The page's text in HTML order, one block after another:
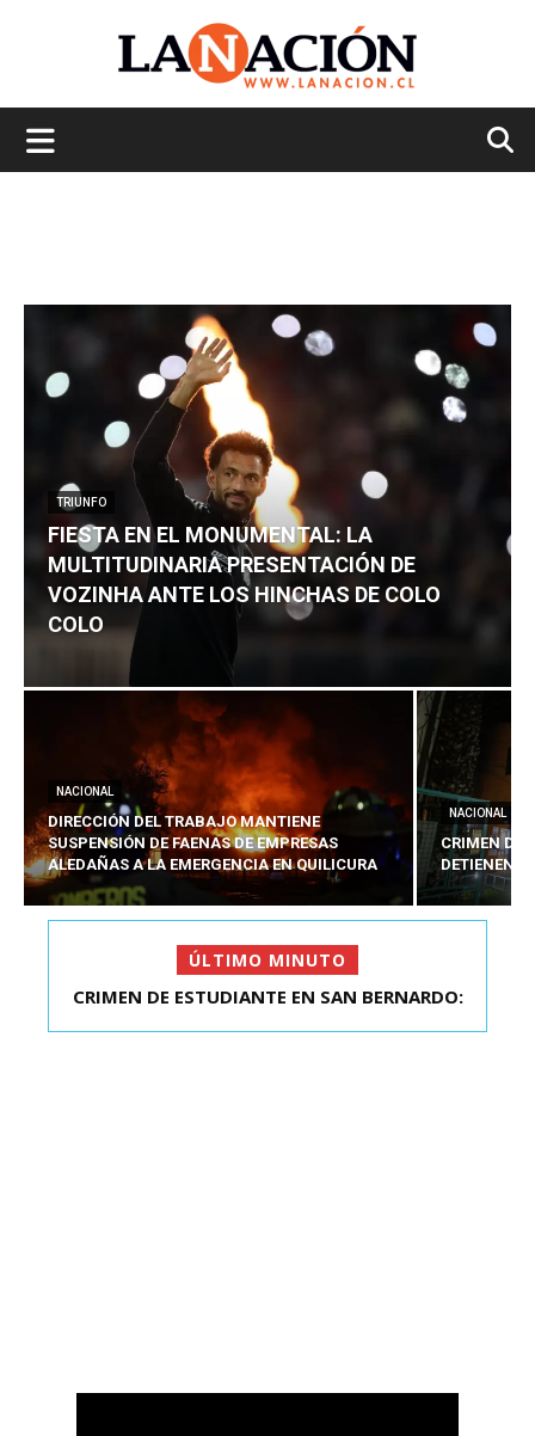
TRIUNFO
FIESTA EN EL MONUMENTAL: LA
MULTITUDINARIA PRESENTACIÓN DE
VOZINHA ANTE LOS HINCHAS DE COLO
COLO
NACIONAL
DIRECCIÓN DEL TRABAJO MANTIENE
SUSPENSIÓN DE FAENAS DE EMPRESAS
ALEDAÑAS A LA EMERGENCIA EN QUILICURA
NACIONAL
CRIMEN DE
DETIENEN
ÚLTIMO MINUTO
FIESTA EN EL MONUMENTAL: LA